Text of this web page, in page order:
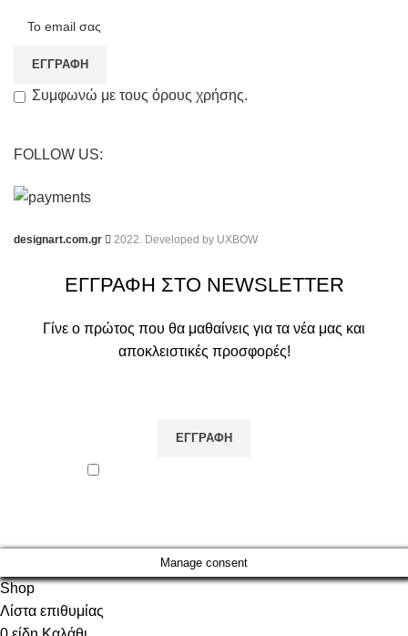
Συμφωνώ με τους όρους χρήσης.
FOLLOW US:
designart.com.gr 2022. Developed by UXBOW
ΕΓΓΡΑΦΗ ΣΤΟ NEWSLETTER
Γίνε ο πρώτος που θα μαθαίνεις για τα νέα μας και
αποκλειστικές προσφορές!
Manage consent
Shop
Λίστα επιθυμίας